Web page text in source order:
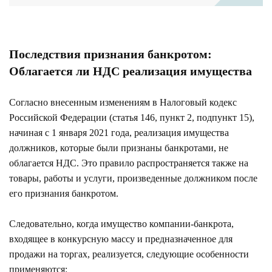
Последствия признания банкротом:
Облагается ли НДС реализация имущества
Согласно внесенным изменениям в Налоговый кодекс
Российской Федерации (статья 146, пункт 2, подпункт 15),
начиная с 1 января 2021 года, реализация имущества
должников, которые были признаны банкротами, не
облагается НДС. Это правило распространяется также на
товары, работы и услуги, произведенные должником после
его признания банкротом.
Следовательно, когда имущество компании-банкрота,
входящее в конкурсную массу и предназначенное для
продажи на торгах, реализуется, следующие особенности
применяются: